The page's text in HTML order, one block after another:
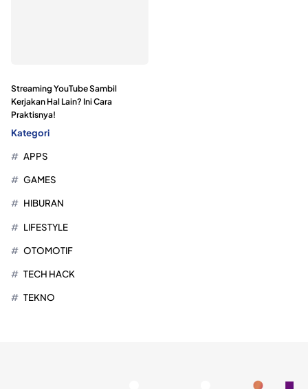
Streaming YouTube Sambil
Kerjakan Hal Lain? Ini Cara
Praktisnya!
Kategori
APPS
GAMES
HIBURAN
LIFESTYLE
OTOMOTIF
TECH HACK
TEKNO